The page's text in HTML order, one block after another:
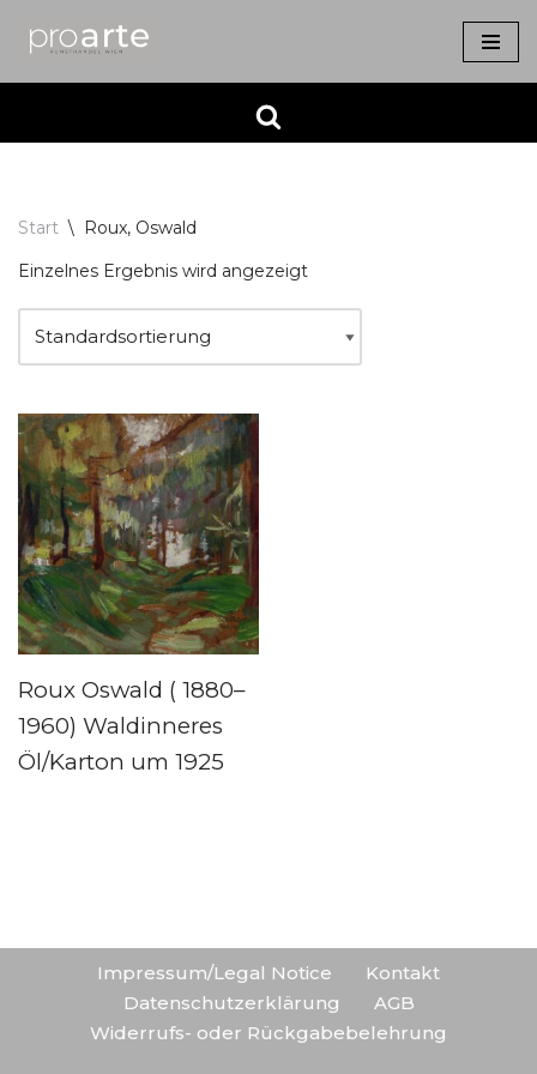
Start \
Roux, Oswald
Einzelnes Ergebnis wird angezeigt
Roux Oswald ( 1880–
1960) Waldinneres
Öl/Karton um 1925
Impressum/Legal Notice
Kontakt
Datenschutzerklärung
AGB
Widerrufs- oder Rückgabebelehrung